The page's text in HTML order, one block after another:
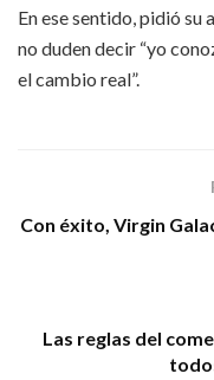
En ese sentido, pidió su
no duden decir “yo
el cambio real”.
Con éxito, Virgin
Las reglas del